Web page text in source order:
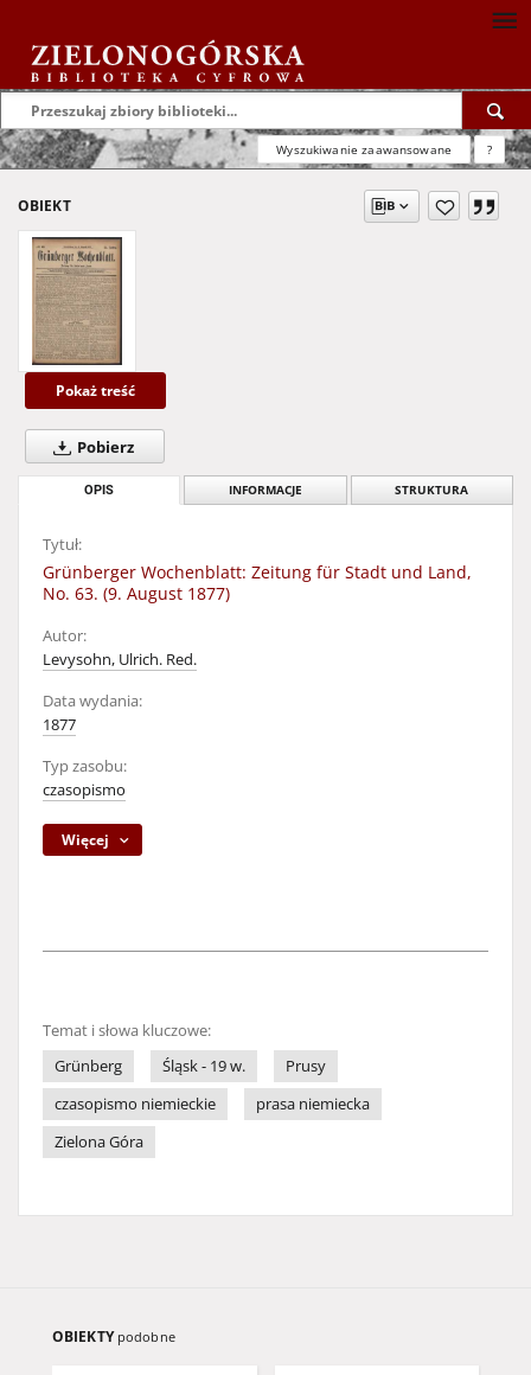
Wyszukiwanie zaawansowane ?
OBIEKT
Pokaż treść
Pobierz
OPIS INFORMACJE STRUKTURA
Tytuł:
Grünberger Wochenblatt: Zeitung für Stadt und Land,
No. 63. (9. August 1877)
Autor:
Levysohn, Ulrich. Red.
Data wydania:
1877
Typ zasobu:
czasopismo
Więcej
Temat i słowa kluczowe:
Grünberg
Śląsk - 19 w.
Prusy
czasopismo niemieckie
prasa niemiecka
Zielona Góra
OBIEKTY podobne